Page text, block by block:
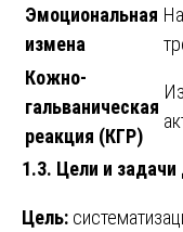
Эмоциональная
измена
Кожно-
гальваническая
реакция (КГР)
1.3. Цели и задачи
Цель: